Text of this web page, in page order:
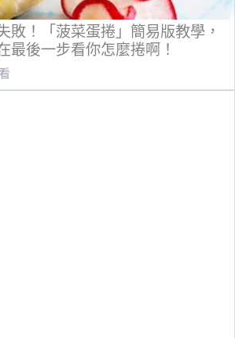
敗！「菠菜蛋捲」簡易版教學，
最後一步看你怎麼捲啊！